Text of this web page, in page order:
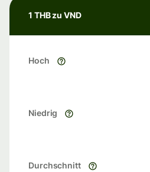
1 THB zu VND
Hoch
Niedrig
Durchschnitt